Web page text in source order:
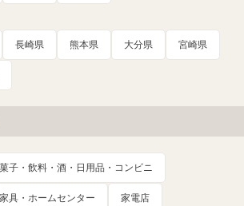
長崎県 熊本県 大分県 宮崎県
子・飲料・酒・日用品・コンビニ
家具・ホームセンター 家電店